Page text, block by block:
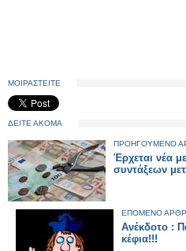
ΜΟΙΡΑΣΤΕΙΤΕ
ΔΕΙΤΕ ΑΚΟΜΑ
ΠΡΟΗΓΟΥΜΕΝΟ
Έρχεται νέα
συντάξεων
ΕΠΟΜΕΝΟ
Aνέκδοτο :
κέφια!!!